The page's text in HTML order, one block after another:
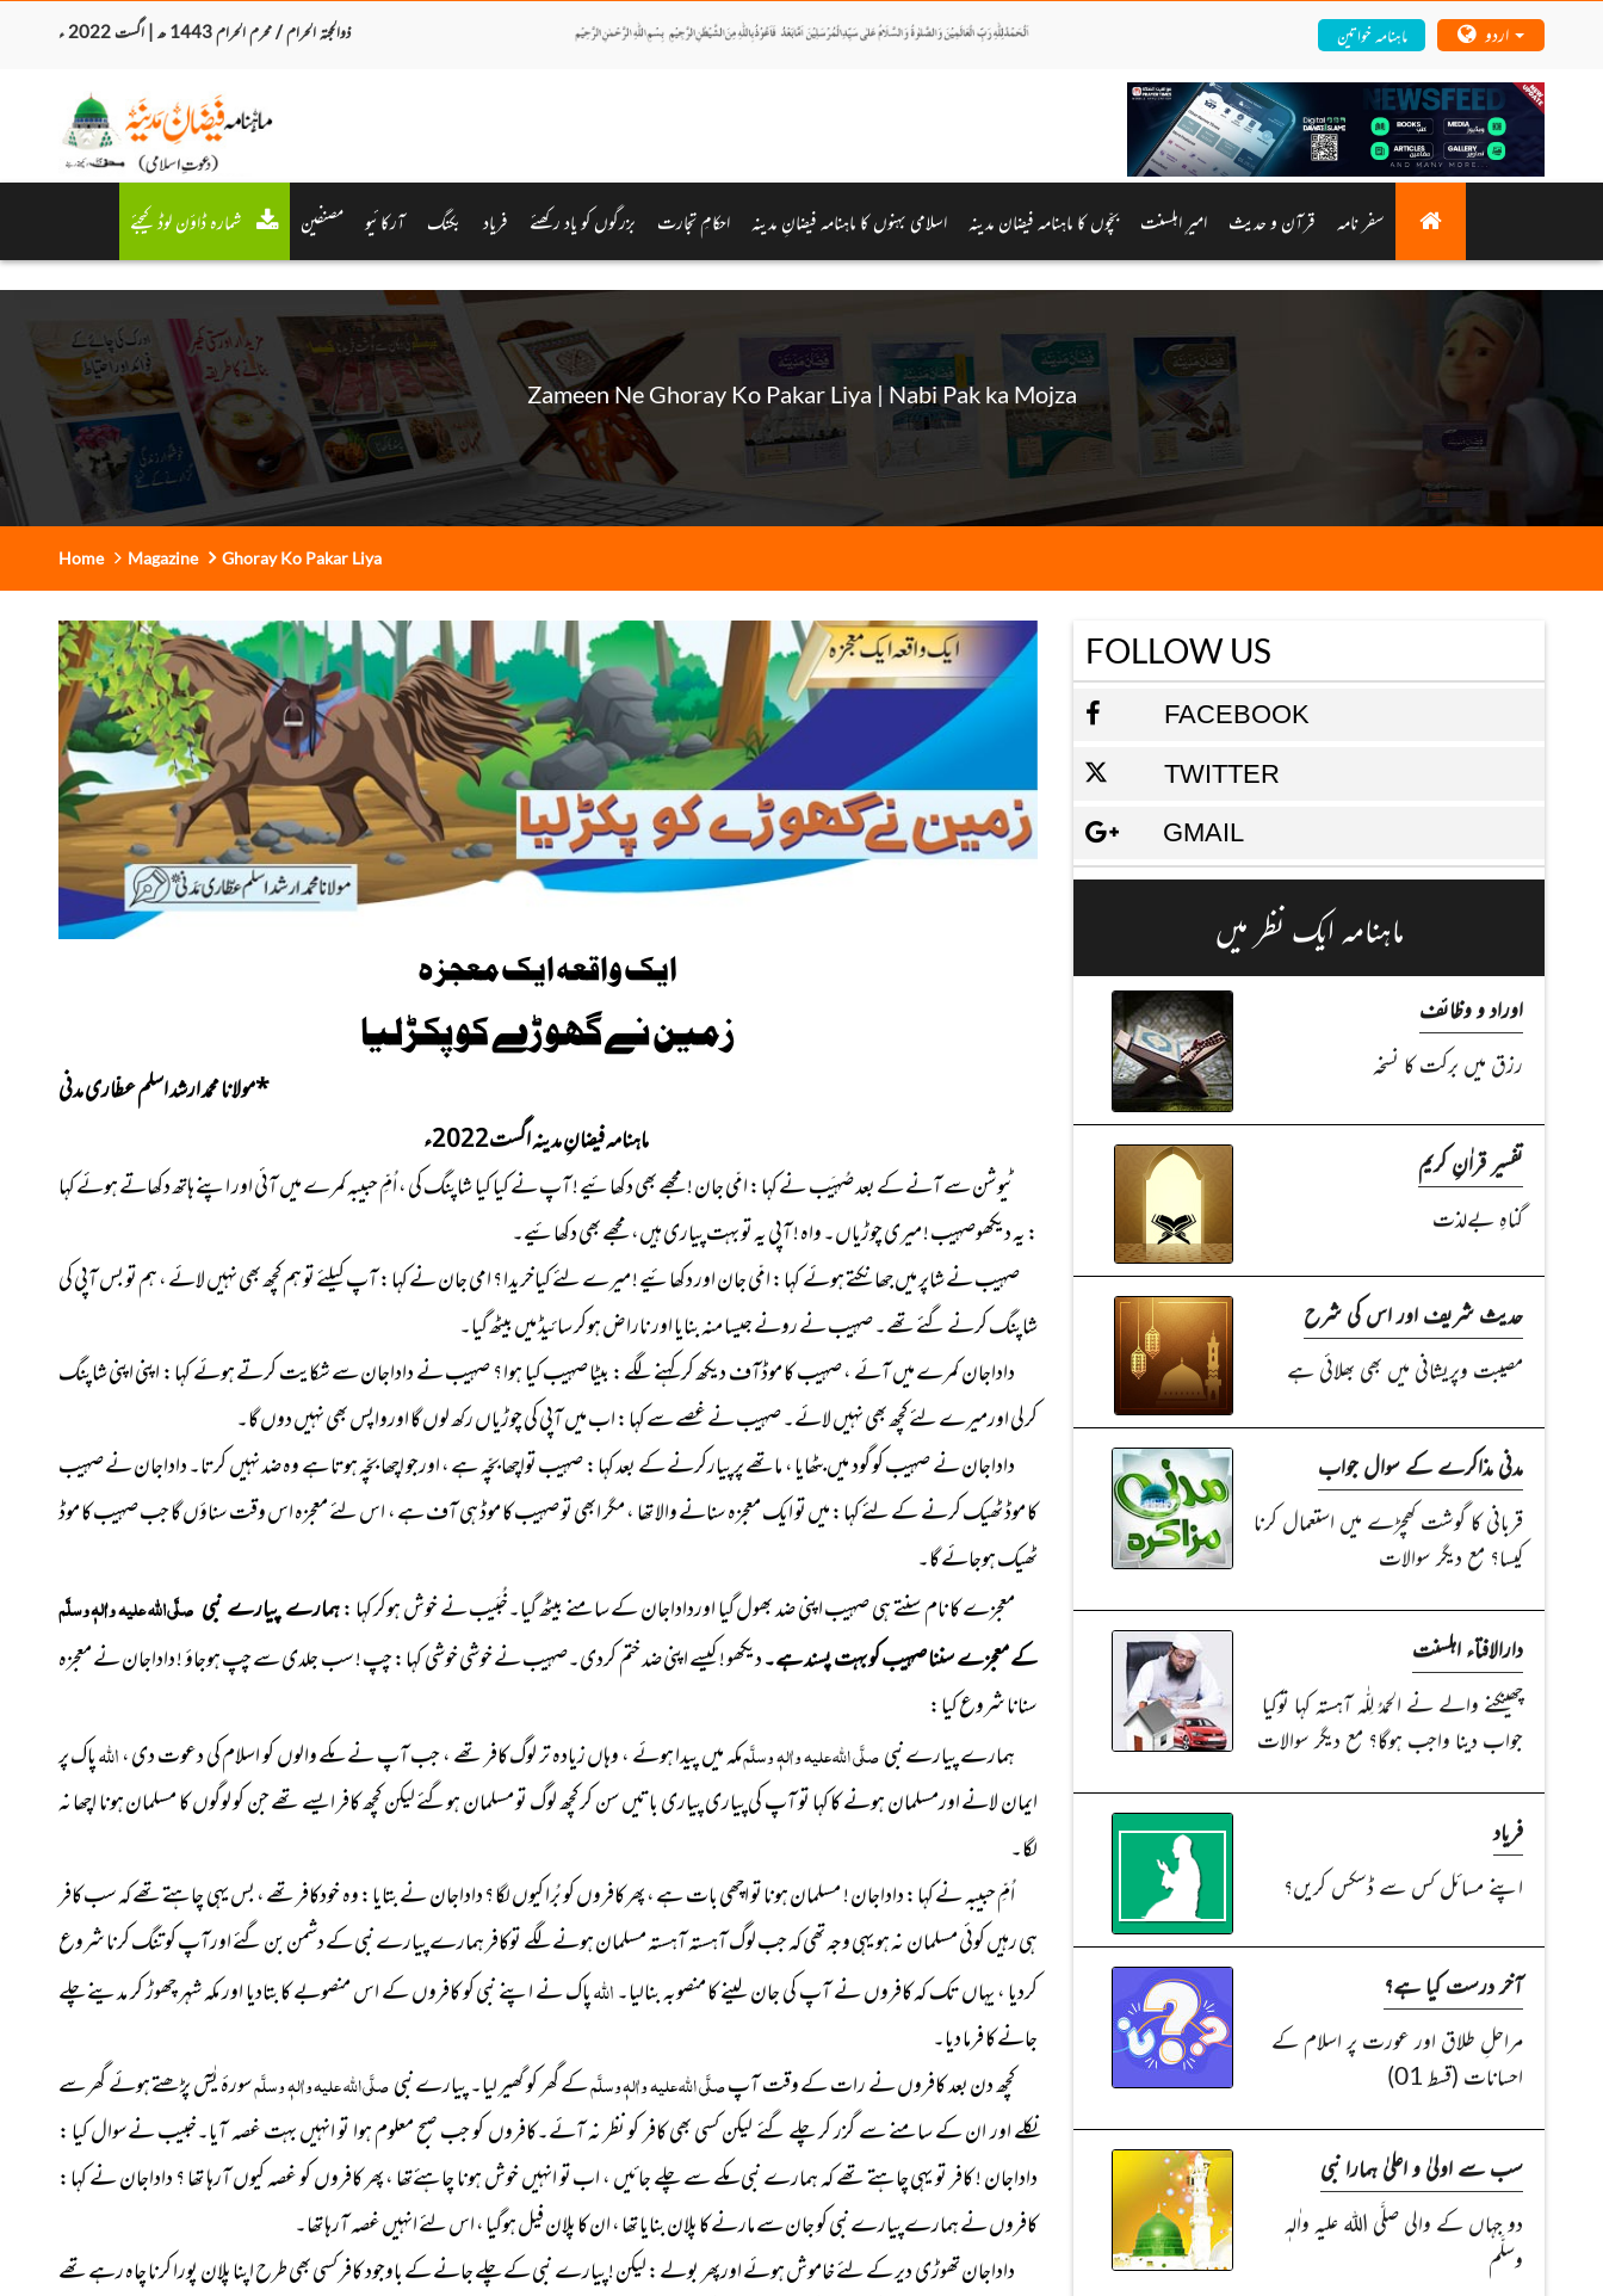
ذوالحجتہ الحرام / محرم الحرام 1443 ھ | اگست 2022 ء ماہنامہ خواتین
سفر نامہ قرآن و حدیث امیرِ اہلسنت بچّوں کا ماہنامہ فیضان مدینہ اسلامی بہنوں کا ماہنامہ فیضانِ مدینہ احکامِ تجارت بزرگوں کو یاد رکھئے فریاد بکنگ آرکائیو مصنفین شمارہ ڈاؤن لوڈ کیجئے
Zameen Ne Ghoray Ko Pakar Liya | Nabi Pak ka Mojza
Home Magazine Ghoray Ko Pakar Liya
ایک واقعہ ایک معجزہ
زمین نے گھوڑے کو پکڑلیا
*مولانا محمد ارشد اسلم عطّاری مدنی
ماہنامہ فیضانِ مدینہ اگست2022ء
ٹیوشن سے آنے کے بعد صُہیَب نے کہا : امّی جان ! مجھے بھی دکھائیے ! آپ نے کیا کیا شاپنگ کی ، اُمِّ حبیبہ کمرے میں آئی اور اپنے ہاتھ دکھاتے ہوئے کہا
: یہ دیکھوصہیب ! میری چوڑیاں۔ واہ ! آپی یہ تو بہت پیاری ہیں، مجھے بھی دکھائیے۔
صہیب نے شاپر میں جھانکتے ہوئے کہا : امّی جان اور دکھائیے ! میرے لئے کیاخریدا ؟ امی جان نے کہا : آپ کیلئے تو ہم کچھ بھی نہیں لائے ، ہم تو بس آپی کی
شاپنگ کرنے گئے تھے۔ صہیب نے رونے جیسا منہ بنایا اور ناراض ہوکر سائیڈ میں بیٹھ گیا۔
داداجان کمرے میں آئے ، صہیب کا موڈآف دیکھ کر کہنے لگے : بیٹا صہیب کیا ہوا ؟ صہیب نے داداجان سے شکایت کرتے ہوئے کہا : اپنی اپنی شاپنگ
کرلی اورمیرے لئے کچھ بھی نہیں لائے۔ صہیب نے غصے سے کہا : اب میں آپی کی چوڑیاں رکھ لوں گا اورواپس بھی نہیں دوں گا۔
داداجان نے صہیب کو گود میں بٹھایا ، ماتھے پر پیارکرنے کے بعد کہا : صہیب تواچھا بچّہ ہے ، اورجو اچھا بچّہ ہوتا ہے وہ ضد نہیں کرتا۔ داداجان نے صہیب
کا موڈ ٹھیک کرنے کے لئے کہا : میں تو ایک معجزہ سنانے والا تھا ، مگر ابھی تو صہیب کا موڈ ہی آف ہے ، اس لئے معجزہ اس وقت سناؤں گا جب صہیب کا موڈ
ٹھیک ہوجائے گا۔
معجزے کا نام سنتے ہی صہیب اپنی ضد بھول گیا اورداداجان کے سامنے بیٹھ گیا۔خُبَیب نے خوش ہوکر کہا :ہمارے پیارے نبی صلَّی اللہ علیہ واٰلہٖ وسلَّم
کے معجزے سننا صہیب کو بہت پسند ہے۔دیکھو ! کیسے اپنی ضد ختم کردی۔صہیب نے خوشی خوشی کہا : چپ ! سب جلدی سے چپ ہوجاؤ ! داداجان نے معجزہ
سنانا شروع کیا :
ہمارے پیارے نبیصلَّی اللہ علیہ واٰلہٖ وسلَّممکہ میں پیدا ہوئے ، وہاں زیادہ تر لوگ کافر تھے ، جب آپ نے مکے والوں کو اسلام کی دعوت دی ،اللہپاک پر
ایمان لانے اورمسلمان ہونے کا کہا تو آپ کی پیاری پیاری باتیں سن کر کچھ لوگ تو مسلمان ہوگئے لیکن کچھ کافر ایسے تھے جن کو لوگوں کا مسلمان ہونا اچھا نہ
لگا۔
اُمِّ حبیبہ نے کہا : داداجان ! مسلمان ہونا تو اچھی بات ہے ، پھر کافروں کو بُرا کیوں لگا ؟ داداجان نے بتایا : وہ خودکافر تھے ، بس یہی چاہتے تھے کہ سب کافر
ہی رہیں کوئی مسلمان نہ ہو یہی وجہ تھی کہ جب لوگ آہستہ آہستہ مسلمان ہونے لگے توکافر ہمارے پیارے نبی کے دشمن بن گئے اورآپ کو تنگ کرنا شروع
کردیا ، یہاں تک کہ کافروں نے آپ کی جان لینے کا منصوبہ بنالیا۔اللہپاک نے اپنے نبی کو کافروں کے اس منصوبے کا بتادیا اور مکہ شہر چھوڑ کر مدینے چلے
جانے کا فرما دیا۔
کچھ دن بعد کافروں نے رات کے وقت آپصلَّی اللہ علیہ واٰلہٖ وسلَّمکے گھر کو گھیر لیا۔ پیارے نبیصلَّی اللہ علیہ واٰلہٖ وسلَّمسورۂ یٰسٓ پڑھتے ہوئے گھر سے
نکلے اور ان کے سامنے سے گزر کر چلے گئے لیکن کسی بھی کافر کو نظر نہ آئے۔کافروں کو جب صبح معلوم ہوا تو انہیں بہت غصہ آیا۔خبیب نےسوال کیا :
داداجان ! کافر تو یہی چاہتے تھے کہ ہمارے نبی مکے سے چلے جائیں ، اب تو انہیں خوش ہونا چاہئےتھا ، پھر کافروں کو غصہ کیوں آرہا تھا ؟ داداجان نے کہا :
کافروں نے ہمارے پیارے نبی کو جان سے مارنے کا پلان بنایا تھا ، ان کا پلان فیل ہوگیا ، اس لئے انہیں غصہ آرہا تھا۔
داداجان تھوڑی دیر کے لئے خاموش ہوئے اورپھر بولے : لیکن ! پیارے نبی کے چلے جانے کے باوجود کافر کسی بھی طرح اپنا پلان پورا کرنا چاہ رہے تھے
FOLLOW US
FACEBOOK
TWITTER
GMAIL
ماہنامہ ایک نظر میں
اوراد و وظائف
رزق میں برکت کا نسخہ
تفسیر قراٰنِ کریم
گناہِ بےلذت
حدیث شریف اور اس کی شرح
مصیبت وپریشانی میں بھی بھلائی ہے
مدنی مذاکرے کے سوال جواب
قربانی کا گوشت کھچڑے میں استعمال کرنا
کیسا؟ مع دیگر سوالات
دارالافتاء اہلسنت
چھینکنے والے نے الحمدُ لِلّٰہ آہستہ کہا توکیا
جواب دینا واجب ہوگا؟ مع دیگر سوالات
فریاد
اپنے مسائل کس سے ڈسکس کریں؟
آخر درست کیا ہے؟
مراحلِ طلاق اور عورت پر اسلام کے
احسانات (قسط 01)
سب سے اولیٰ و اعلیٰ ہمارا نبی
دو جہاں کے والی صلَّی اللہ علیہ واٰلہٖ
وسلَّم